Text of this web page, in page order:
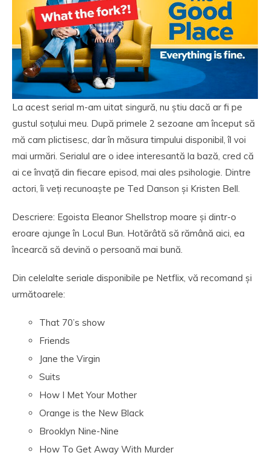
La acest serial m-am uitat singură, nu știu dacă ar fi pe
gustul soțului meu. După primele 2 sezoane am început să
mă cam plictisesc, dar în măsura timpului disponibil, îl voi
mai urmări. Serialul are o idee interesantă la bază, cred că
ai ce învață din fiecare episod, mai ales psihologie. Dintre
actori, îi veți recunoaște pe Ted Danson și Kristen Bell.
Descriere: Egoista Eleanor Shellstrop moare și dintr-o
eroare ajunge în Locul Bun. Hotărâtă să rămână aici, ea
încearcă să devină o persoană mai bună.
Din celelalte seriale disponibile pe Netflix, vă recomand și
următoarele:
That 70’s show
Friends
Jane the Virgin
Suits
How I Met Your Mother
Orange is the New Black
Brooklyn Nine-Nine
How To Get Away With Murder